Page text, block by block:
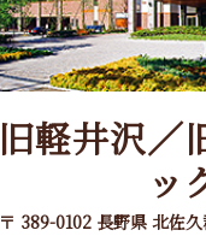
旧軽井沢／
ッ
〒 389-0102 長野県 北佐